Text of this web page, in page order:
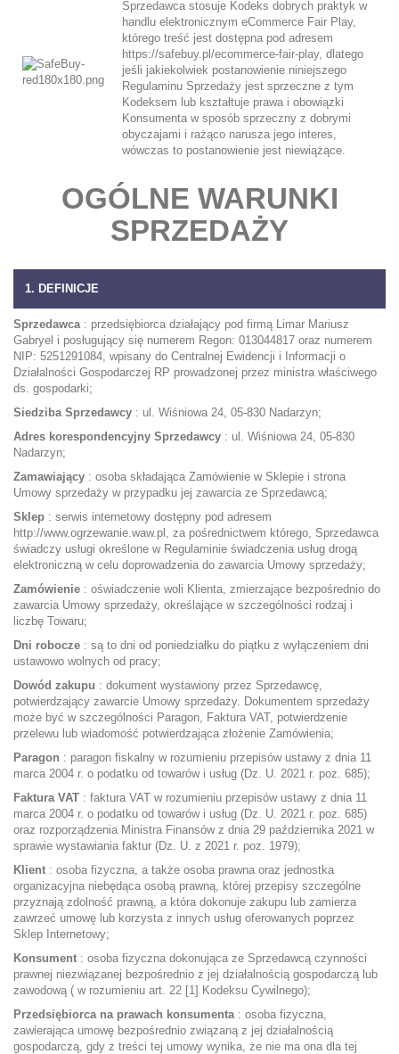
Sprzedawca stosuje Kodeks dobrych praktyk w
handlu elektronicznym eCommerce Fair Play,
którego treść jest dostępna pod adresem
https://safebuy.pl/ecommerce-fair-play, dlatego
jeśli jakiekolwiek postanowienie niniejszego
Regulaminu Sprzedaży jest sprzeczne z tym
Kodeksem lub kształtuje prawa i obowiązki
Konsumenta w sposób sprzeczny z dobrymi
obyczajami i rażąco narusza jego interes,
wówczas to postanowienie jest niewiążące.
OGÓLNE WARUNKI
SPRZEDAŻY
1. DEFINICJE
Sprzedawca: przedsiębiorca działający pod firmą Limar Mariusz
Gabryel i posługujący się numerem Regon: 013044817 oraz numerem
NIP: 5251291084, wpisany do Centralnej Ewidencji i Informacji o
Działalności Gospodarczej RP prowadzonej przez ministra właściwego
ds. gospodarki;
Siedziba Sprzedawcy : ul. Wiśniowa 24, 05-830 Nadarzyn;
Adres korespondencyjny Sprzedawcy : ul. Wiśniowa 24, 05-830
Nadarzyn;
Zamawiający : osoba składająca Zamówienie w Sklepie i strona
Umowy sprzedaży w przypadku jej zawarcia ze Sprzedawcą;
Sklep : serwis internetowy dostępny pod adresem
http://www.ogrzewanie.waw.pl, za pośrednictwem którego, Sprzedawca
świadczy usługi określone w Regulaminie świadczenia usług drogą
elektroniczną w celu doprowadzenia do zawarcia Umowy sprzedaży;
Zamówienie : oświadczenie woli Klienta, zmierzające bezpośrednio do
zawarcia Umowy sprzedaży, określające w szczególności rodzaj i
liczbę Towaru;
Dni robocze : są to dni od poniedziałku do piątku z wyłączeniem dni
ustawowo wolnych od pracy;
Dowód zakupu : dokument wystawiony przez Sprzedawcę,
potwierdzający zawarcie Umowy sprzedaży. Dokumentem sprzedaży
może być w szczególności Paragon, Faktura VAT, potwierdzenie
przelewu lub wiadomość potwierdzająca złożenie Zamówienia;
Paragon : paragon fiskalny w rozumieniu przepisów ustawy z dnia 11
marca 2004 r. o podatku od towarów i usług (Dz. U. 2021 r. poz. 685);
Faktura VAT : faktura VAT w rozumieniu przepisów ustawy z dnia 11
marca 2004 r. o podatku od towarów i usług (Dz. U. 2021 r. poz. 685)
oraz rozporządzenia Ministra Finansów z dnia 29 października 2021 w
sprawie wystawiania faktur (Dz. U. z 2021 r. poz. 1979);
Klient : osoba fizyczna, a także osoba prawna oraz jednostka
organizacyjna niebędąca osobą prawną, której przepisy szczególne
przyznają zdolność prawną, a która dokonuje zakupu lub zamierza
zawrzeć umowę lub korzysta z innych usług oferowanych poprzez
Sklep Internetowy;
Konsument : osoba fizyczna dokonująca ze Sprzedawcą czynności
prawnej niezwiązanej bezpośrednio z jej działalnością gospodarczą lub
zawodową ( w rozumieniu art. 22 [1] Kodeksu Cywilnego);
Przedsiębiorca na prawach konsumenta: osoba fizyczna,
zawierająca umowę bezpośrednio związaną z jej działalnością
gospodarczą, gdy z treści tej umowy wynika, że nie ma ona dla tej